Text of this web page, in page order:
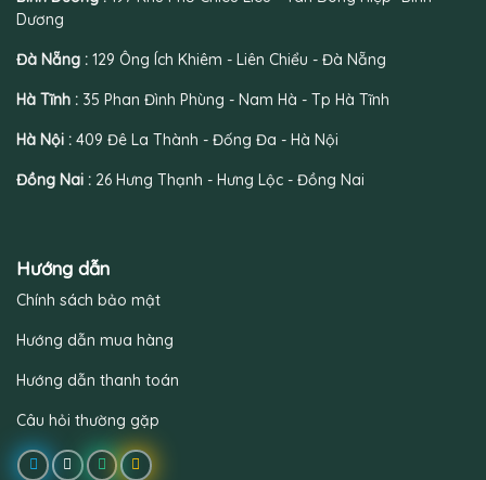
Dương
Đà Nẵng : 129 Ông Ích Khiêm - Liên Chiểu - Đà Nẵng
Hà Tĩnh : 35 Phan Đình Phùng - Nam Hà - Tp Hà Tĩnh
Hà Nội : 409 Đê La Thành - Đống Đa - Hà Nội
Đồng Nai : 26 Hưng Thạnh - Hưng Lộc - Đồng Nai
Hướng dẫn
Chính sách bảo mật
Hướng dẫn mua hàng
Hướng dẫn thanh toán
Câu hỏi thường gặp